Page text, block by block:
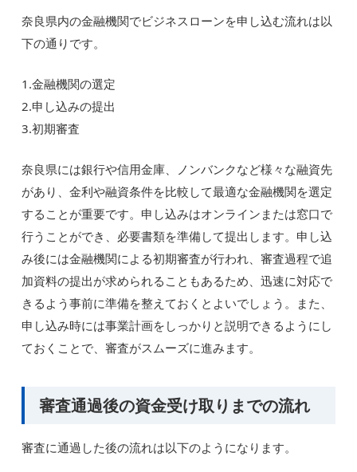
奈良県内の金融機関でビジネスローンを申し込む流れは以
下の通りです。
1.金融機関の選定
2.申し込みの提出
3.初期審査
奈良県には銀行や信用金庫、ノンバンクなど様々な融資先
があり、金利や融資条件を比較して最適な金融機関を選定
することが重要です。申し込みはオンラインまたは窓口で
行うことができ、必要書類を準備して提出します。申し込
み後には金融機関による初期審査が行われ、審査過程で追
加資料の提出が求められることもあるため、迅速に対応で
きるよう事前に準備を整えておくとよいでしょう。また、
申し込み時には事業計画をしっかりと説明できるようにし
ておくことで、審査がスムーズに進みます。
審査通過後の資金受け取りまでの流れ
審査に通過した後の流れは以下のようになります。